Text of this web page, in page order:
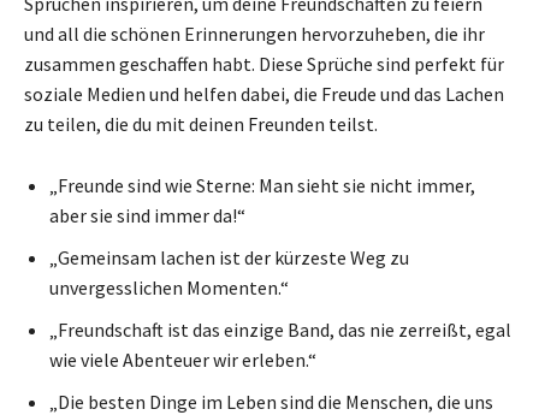
und all die schönen Erinnerungen hervorzuheben, die ihr
zusammen geschaffen habt. Diese Sprüche sind perfekt für
soziale Medien und helfen dabei, die Freude und das Lachen
zu teilen, die du mit deinen Freunden teilst.
„Freunde sind wie Sterne: Man sieht sie nicht immer,
aber sie sind immer da!“
„Gemeinsam lachen ist der kürzeste Weg zu
unvergesslichen Momenten.“
„Freundschaft ist das einzige Band, das nie zerreißt, egal
wie viele Abenteuer wir erleben.“
„Die besten Dinge im Leben sind die Menschen, die uns